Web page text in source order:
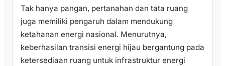
Tak hanya pangan, pertanahan dan tata ruang
juga memiliki pengaruh dalam mendukung
ketahanan energi nasional. Menurutnya,
keberhasilan transisi energi hijau bergantung pada
ketersediaan ruang untuk infrastruktur energi